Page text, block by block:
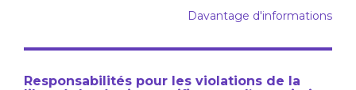
Davantage d'informations
Responsabilités pour les violations de la